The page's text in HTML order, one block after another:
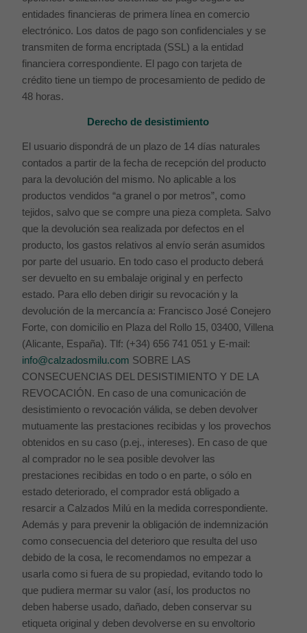
entidades financieras de primera línea en comercio
electrónico. Los datos de pago son confidenciales y se
transmiten de forma encriptada (SSL) a la entidad
financiera correspondiente. El pago con tarjeta de
crédito tiene un tiempo de procesamiento de pedido de
48 horas.
Derecho de desistimiento
El usuario dispondrá de un plazo de 14 días naturales
contados a partir de la fecha de recepción del producto
para la devolución del mismo. No aplicable a los
productos vendidos “a granel o por metros”, como
tejidos, salvo que se compre una pieza completa. Salvo
que la devolución sea realizada por defectos en el
producto, los gastos relativos al envío serán asumidos
por parte del usuario. En todo caso el producto deberá
ser devuelto en su embalaje original y en perfecto
estado. Para ello deben dirigir su revocación y la
devolución de la mercancía a: Francisco José Conejero
Forte, con domicilio en Plaza del Rollo 15, 03400, Villena
(Alicante, España). Tlf: (+34) 656 741 051 y E-mail:
info@calzadosmilu.com SOBRE LAS
CONSECUENCIAS DEL DESISTIMIENTO Y DE LA
REVOCACIÓN. En caso de una comunicación de
desistimiento o revocación válida, se deben devolver
mutuamente las prestaciones recibidas y los provechos
obtenidos en su caso (p.ej., intereses). En caso de que
al comprador no le sea posible devolver las
prestaciones recibidas en todo o en parte, o sólo en
estado deteriorado, el comprador está obligado a
resarcir a Calzados Milú en la medida correspondiente.
Además y para prevenir la obligación de indemnización
como consecuencia del deterioro que resulta del uso
debido de la cosa, le recomendamos no empezar a
usarla como si fuera de su propiedad, evitando todo lo
que pudiera mermar su valor (así, los productos no
deben haberse usado, dañado, deben conservar su
etiqueta original y deben devolverse en su envoltorio